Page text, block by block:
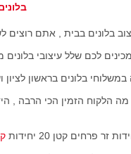
בלונים בבית , אתם רוצים
לכם שלל עיצובי
בלונים בראשון לציון